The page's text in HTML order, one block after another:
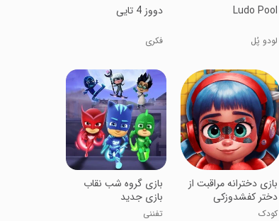
Ludo Pool
لودو پُل
‏‏دووز 4 تایی
فکری
بازی دخترانه مراقبت از
دختر کفشدوزکی
کودک
بازی گروه شب نقاب
بازی جدید
تفننی